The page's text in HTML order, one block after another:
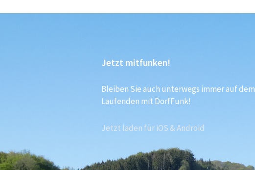
Jetzt mitfunken!
Bleiben Sie auch unterwegs immer auf dem
Laufenden mit DorfFunk!
Jetzt laden für iOS & Android